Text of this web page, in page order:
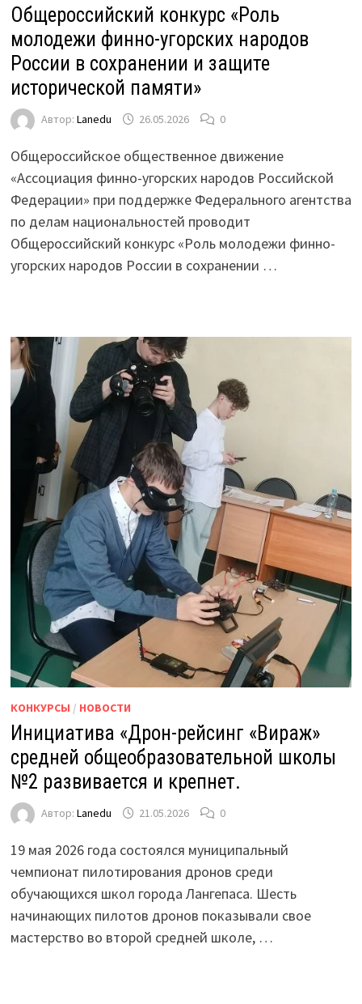
Общероссийский конкурс «Роль
молодежи финно-угорских народов
России в сохранении и защите
исторической памяти»
Автор: Lanedu 26.05.2026 0
Общероссийское общественное движение
«Ассоциация финно-угорских народов Российской
Федерации» при поддержке Федерального агентства
по делам национальностей проводит
Общероссийский конкурс «Роль молодежи финно-
угорских народов России в сохранении …
КОНКУРСЫ / НОВОСТИ
Инициатива «Дрон-рейсинг «Вираж»
средней общеобразовательной школы
№2 развивается и крепнет.
Автор: Lanedu 21.05.2026 0
19 мая 2026 года состоялся муниципальный
чемпионат пилотирования дронов среди
обучающихся школ города Лангепаса. Шесть
начинающих пилотов дронов показывали свое
мастерство во второй средней школе, …